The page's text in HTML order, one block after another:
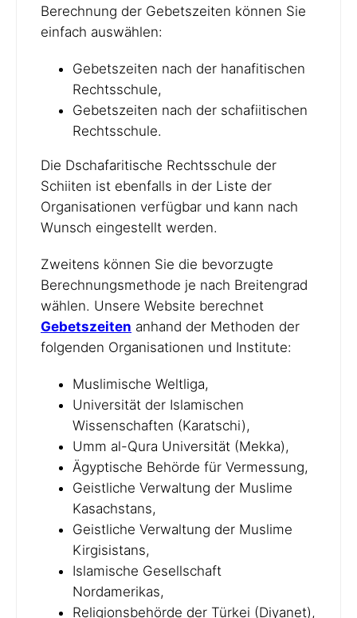
Berechnung der Gebetszeiten können Sie
einfach auswählen:
Gebetszeiten nach der hanafitischen
Rechtsschule,
Gebetszeiten nach der schafiitischen
Rechtsschule.
Die Dschafaritische Rechtsschule der
Schiiten ist ebenfalls in der Liste der
Organisationen verfügbar und kann nach
Wunsch eingestellt werden.
Zweitens können Sie die bevorzugte
Berechnungsmethode je nach Breitengrad
wählen. Unsere Website berechnet
Gebetszeiten anhand der Methoden der
folgenden Organisationen und Institute:
Muslimische Weltliga,
Universität der Islamischen
Wissenschaften (Karatschi),
Umm al-Qura Universität (Mekka),
Ägyptische Behörde für Vermessung,
Geistliche Verwaltung der Muslime
Kasachstans,
Geistliche Verwaltung der Muslime
Kirgisistans,
Islamische Gesellschaft
Nordamerikas,
Religionsbehörde der Türkei (Diyanet),